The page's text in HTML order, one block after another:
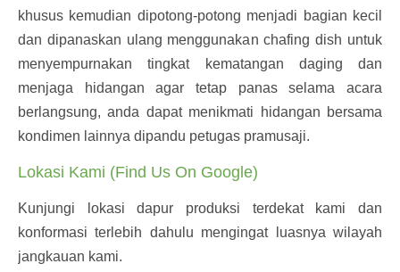
khusus kemudian dipotong-potong menjadi bagian kecil
dan dipanaskan ulang menggunakan chafing dish untuk
menyempurnakan tingkat kematangan daging dan
menjaga hidangan agar tetap panas selama acara
berlangsung, anda dapat menikmati hidangan bersama
kondimen lainnya dipandu petugas pramusaji.
Lokasi Kami (Find Us On Google)
Kunjungi lokasi dapur produksi terdekat kami dan
konformasi terlebih dahulu mengingat luasnya wilayah
jangkauan kami.